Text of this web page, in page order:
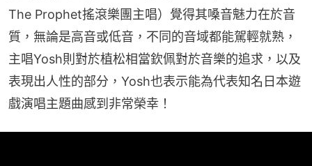
The Prophet搖滾樂團主唱）覺得其嗓音魅力在於音
質，無論是高音或低音，不同的音域都能駕輕就熟，
主唱Yosh則對於植松相當欽佩對於音樂的追求，以及
表現出人性的部分，Yosh也表示能為代表知名日本遊
戲演唱主題曲感到非常榮幸！